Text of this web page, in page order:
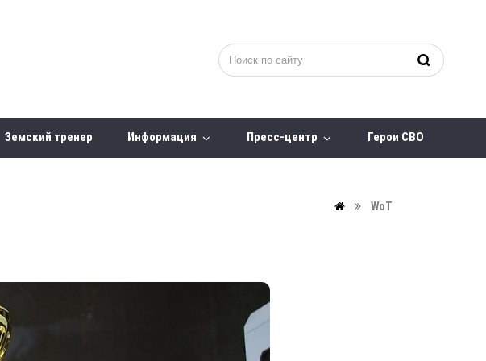
Земский тренер Информация Пресс-центр Герои СВО
WoT